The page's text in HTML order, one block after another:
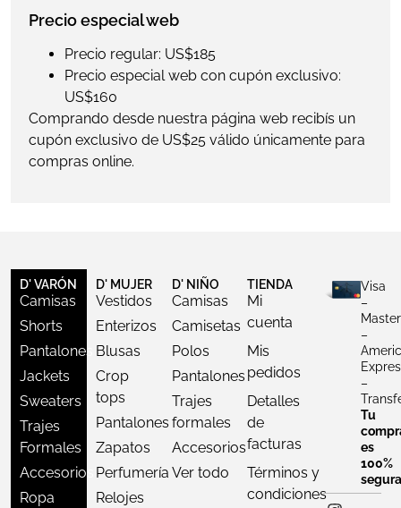
Precio especial web
Precio regular: US$185
Precio especial web con cupón exclusivo:
US$160
Comprando desde nuestra página web recibís un
cupón exclusivo de US$25 válido únicamente para
compras online.
D' VARÓN
Camisas
Shorts
Pantalones
Jackets
Sweaters
Trajes
Formales
Accesorios
Ropa
D' MUJER
Vestidos
Enterizos
Blusas
Crop
tops
Pantalones
Zapatos
Perfumería
Relojes
D' NIÑO
Camisas
Camisetas
Polos
Pantalones
Trajes
formales
Accesorios
Ver todo
TIENDA
Mi
cuenta
Mis
pedidos
Detalles
de
facturas
Términos y
condiciones
Visa
–
–
–
Tu
es
100%
segura